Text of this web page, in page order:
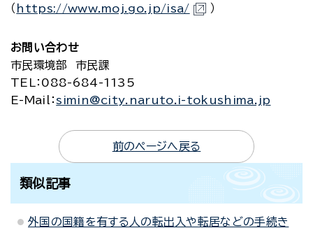
（ https://www.moj.go.jp/isa/ ）
お問い合わせ
市民環境部 市民課
TEL：088-684-1135
E-Mail ：simin@city.naruto.i-tokushima.jp
前のページへ戻る
類似記事
外国の国籍を有する人の転出入や転居などの手続き